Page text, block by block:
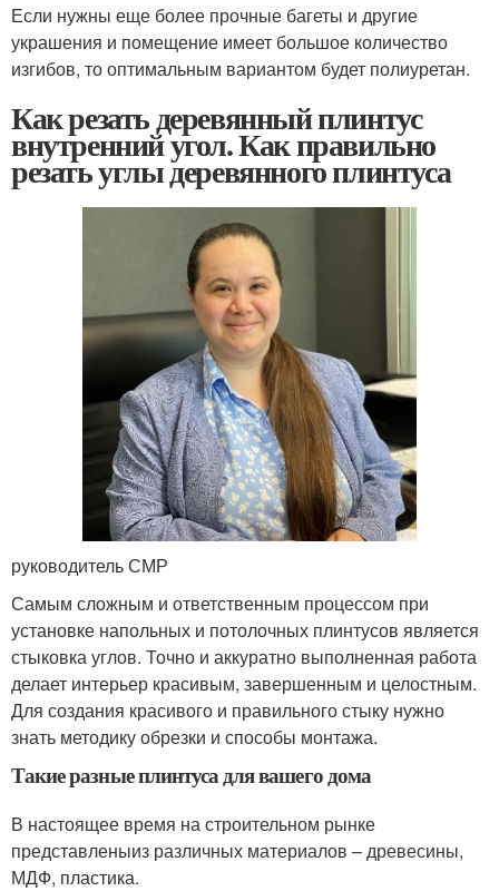
Если нужны еще более прочные багеты и другие
украшения и помещение имеет большое количество
изгибов, то оптимальным вариантом будет полиуретан.
Как резать деревянный плинтус
внутренний угол. Как правильно
резать углы деревянного плинтуса
руководитель СМР
Самым сложным и ответственным процессом при
установке напольных и потолочных плинтусов является
стыковка углов. Точно и аккуратно выполненная работа
делает интерьер красивым, завершенным и целостным.
Для создания красивого и правильного стыку нужно
знать методику обрезки и способы монтажа.
Такие разные плинтуса для вашего дома
В настоящее время на строительном рынке
представленыиз различных материалов – древесины,
МДФ, пластика.